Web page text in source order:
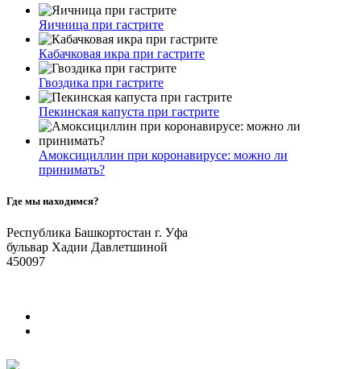
Яичница при гастрите
Кабачковая икра при гастрите
Гвоздика при гастрите
Пекинская капуста при гастрите
Амоксициллин при коронавирусе: можно ли
принимать?
Где мы находимся?
Республика Башкортостан г. Уфа
бульвар Хадии Давлетшиной
450097